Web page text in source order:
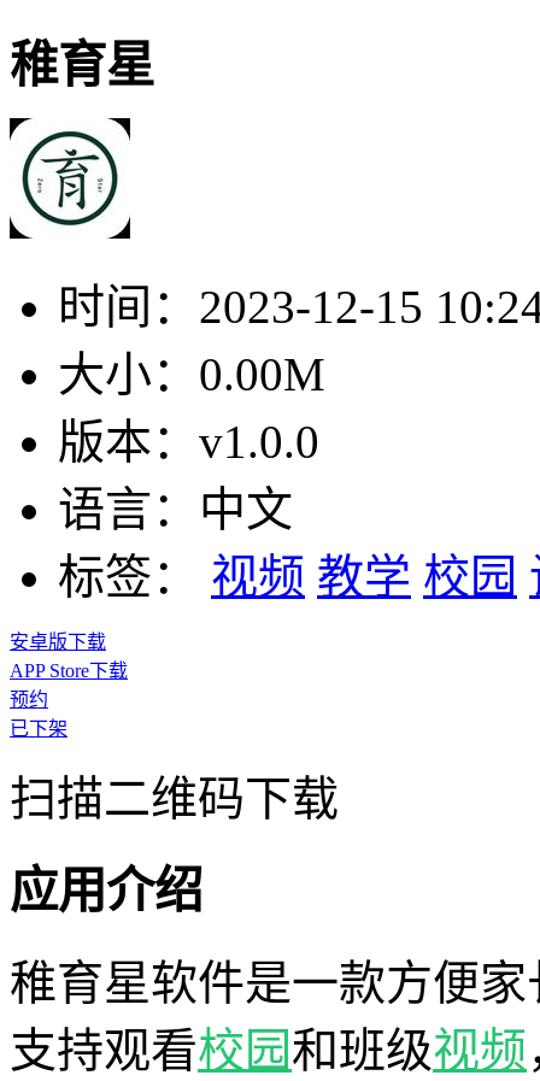
稚育星
时间： 2023-12-15
大小： 0.00M
版本： v1.0.0
语言： 中文
标签：
视频 教学 校园
安卓版下载
APP Store下载
预约
已下架
扫描二维码下载
应用介绍
稚育星软件是一款方便
支持观看校园和班级视频